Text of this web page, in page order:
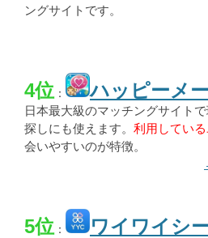
ングサイトです。
4位 ： ハッピーメ
日本最大級のマッチングサイト
探しにも使えます。 利用してい
会いやすいのが特徴。
5位 ： ワイワイシ